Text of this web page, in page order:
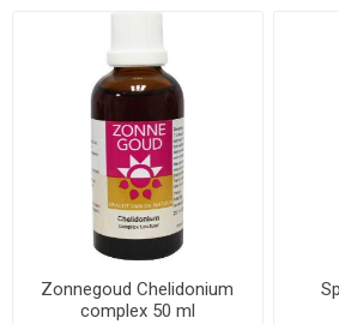
Zonnegoud Chelidonium
complex 50 ml